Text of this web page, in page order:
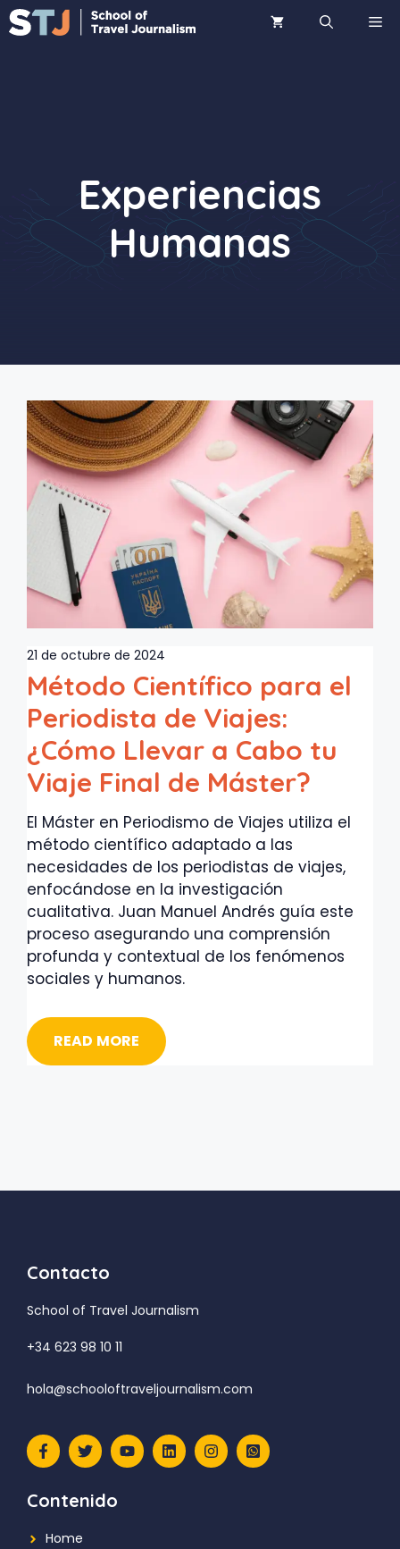
Saltar
al
Experiencias
Humanas
21 de octubre de 2024
Método Científico para el
Periodista de Viajes:
¿Cómo Llevar a Cabo tu
Viaje Final de Máster?
El Máster en Periodismo de Viajes utiliza el
método científico adaptado a las
necesidades de los periodistas de viajes,
enfocándose en la investigación
cualitativa. Juan Manuel Andrés guía este
proceso asegurando una comprensión
profunda y contextual de los fenómenos
sociales y humanos.
READ MORE
Contacto
School of Travel Journalism
+34 623 98 10 11
hola@schooloftraveljournalism.com
Contenido
Home